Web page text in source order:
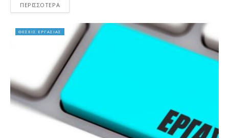
ΠΕΡΙΣΣΟΤΕΡΑ
ΘΕΣΕΙΣ ΕΡΓΑΣΙΑΣ